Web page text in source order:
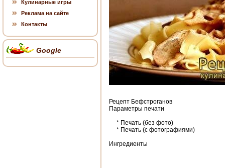
Рецепт Бефстроганов
Параметры печати
* Печать (без фото)
* Печать (с фотографиями)
Ингредиенты
Кулинарные игры
Реклама на сайте
Контакты
Google